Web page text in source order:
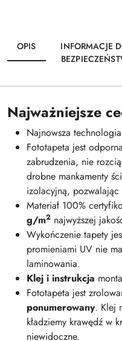
OPIS
INFORMACJE
Najważniejsze
Najnowsza
Fototapeta jest
zabrudzenia, nie
drobne mankamenty
izolacyjną,
Materiał 100%
g/m2 najwyższej
Wykończenie tapety
promieniami UV nie
laminowania.
Klej i instrukcja
Fototapeta jest
ponumerowany. Klej
kładziemy krawędź w
niewidoczne.